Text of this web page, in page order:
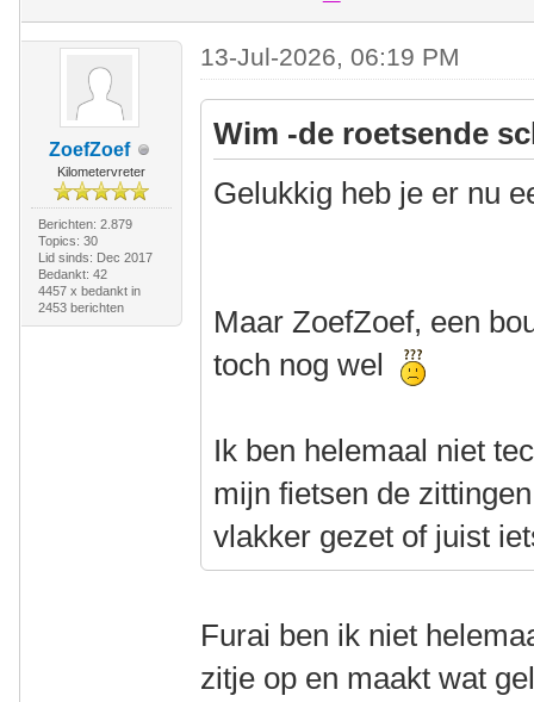
ZoefZoef
Kilometervreter
Berichten: 2.879
Topics: 30
Lid sinds: Dec 2017
Bedankt: 42
4457 x bedankt in
2453 berichten
13-Jul-2026, 06:19 PM
Wim -de roetsende
Gelukkig heb je er nu
Maar ZoefZoef, een
toch nog wel
Ik ben helemaal niet
mijn fietsen de
vlakker gezet of juist
Furai ben ik niet
zitje op en maakt wat